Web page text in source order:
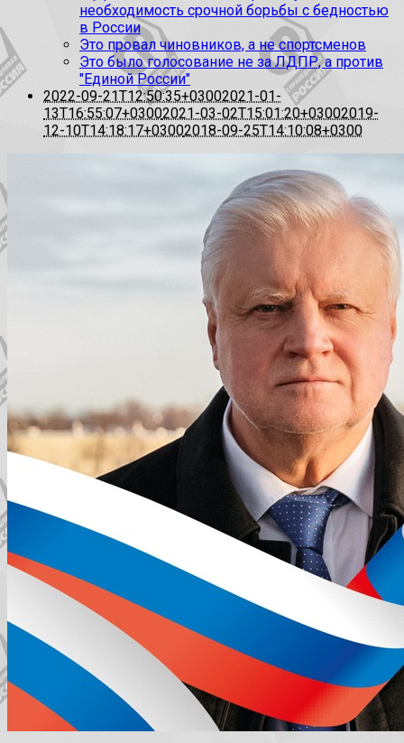
необходимость срочной борьбы с бедностью
в России
Это провал чиновников, а не спортсменов
Это было голосование не за ЛДПР, а против
"Единой России"
2022-09-21T12:50:35+03002021-01-
13T16:55:07+03002021-03-02T15:01:20+03002019-
12-10T14:18:17+03002018-09-25T14:10:08+0300